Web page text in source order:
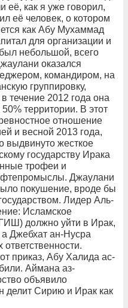
её, как я уже говорил,
её человек, о котором
как Абу Мухаммад
для организации и
небольшой, всего
оказался
командиром, на
группировку,
течение 2012 года она
территории. В этот
отношение
и весной 2013 года,
выдвинуто жесткое
государству Ирака
трофеи и
Джаулани
покушение, вроде бы
Лидер Аль-
Исламское
должно уйти в Ирак,
а Джебхат ан-Нусра
ответственности.
приказ, Абу Халида ас-
Аймана аз-
объявило
делит Сирию и Ирак как